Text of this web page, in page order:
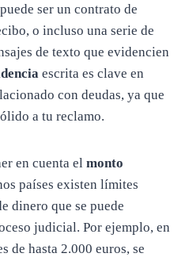
ser un contrato de
o incluso una serie de
de texto que evidencien
escrita es clave en
con deudas, ya que
a tu reclamo.
en cuenta el monto
países existen límites
dinero que se puede
judicial. Por ejemplo, en
de hasta 2.000 euros, se